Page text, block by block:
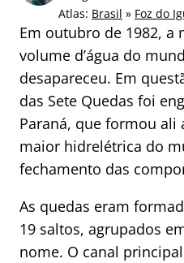
o
r
:
Atlas: Brasil » Foz do
Em outubro de 1982, a
volume d’água do
desapareceu. Em
das Sete Quedas foi
Paraná, que formou ali
maior hidrelétrica do
fechamento das
As quedas eram
19 saltos, agrupados
nome. O canal